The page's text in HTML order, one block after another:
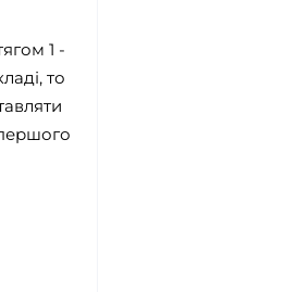
1 -
то